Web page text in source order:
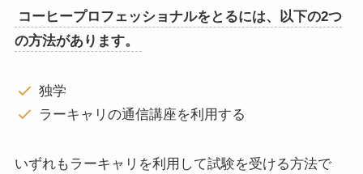
コーヒープロフェッショナルをとるには、以下の2つ
の方法があります。
独学
ラーキャリの通信講座を利用する
いずれもラーキャリを利用して試験を受ける方法で